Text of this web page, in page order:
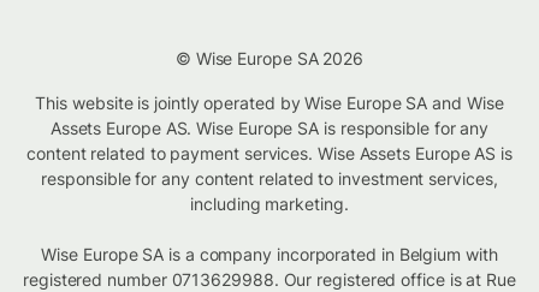
© Wise Europe SA 2026
This website is jointly operated by Wise Europe SA and Wise
Assets Europe AS. Wise Europe SA is responsible for any
content related to payment services. Wise Assets Europe AS is
responsible for any content related to investment services,
including marketing.
Wise Europe SA is a company incorporated in Belgium with
registered number 0713629988. Our registered office is at Rue